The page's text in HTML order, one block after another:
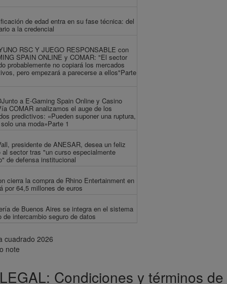
de edad entra en su fase técnica: del
a la credencial
RSC Y JUEGO RESPONSABLE con
SPAIN ONLINE y COMAR: "El sector
probablemente no copiará los mercados
pero empezará a parecerse a ellos"Parte
a E-Gaming Spain Online y Casino
COMAR analizamos el auge de los
predictivos: «Pueden suponer una ruptura,
una moda»Parte 1
presidente de ANESAR, desea un feliz
al sector tras "un curso especialmente
de defensa institucional
cierra la compra de Rhino Entertainment en
por 64,5 millones de euros
de Buenos Aires se integra en el sistema
de intercambio seguro de datos
note
Condiciones y términos de